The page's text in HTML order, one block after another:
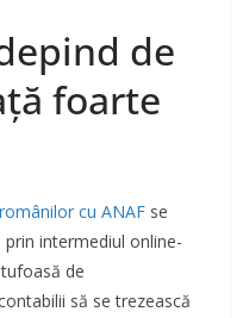
de
foarte
cu ANAF se
intermediul online-
de
să se trezească